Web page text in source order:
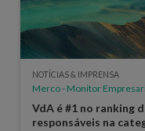
NOTÍCIAS & IMPRENSA
Merco - Monitor
VdA é #1 no ranking
responsáveis na